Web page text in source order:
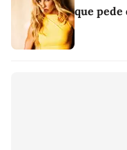
que pede